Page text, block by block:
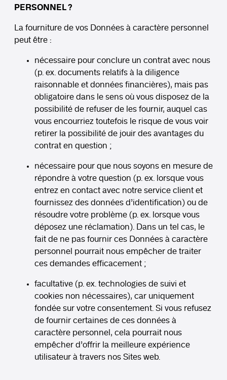
PERSONNEL ?
La fourniture de vos Données à caractère personnel
peut être :
nécessaire pour conclure un contrat avec nous
(p. ex. documents relatifs à la diligence
raisonnable et données financières), mais pas
obligatoire dans le sens où vous disposez de la
possibilité de refuser de les fournir, auquel cas
vous encourriez toutefois le risque de vous voir
retirer la possibilité de jouir des avantages du
contrat en question ;
nécessaire pour que nous soyons en mesure de
répondre à votre question (p. ex. lorsque vous
entrez en contact avec notre service client et
fournissez des données d’identification) ou de
résoudre votre problème (p. ex. lorsque vous
déposez une réclamation). Dans un tel cas, le
fait de ne pas fournir ces Données à caractère
personnel pourrait nous empêcher de traiter
ces demandes efficacement ;
facultative (p. ex. technologies de suivi et
cookies non nécessaires), car uniquement
fondée sur votre consentement. Si vous refusez
de fournir certaines de ces données à
caractère personnel, cela pourrait nous
empêcher d’offrir la meilleure expérience
utilisateur à travers nos Sites web.